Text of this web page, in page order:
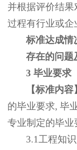
并根据评价结
过程有行业或企
标准达成情
存在的问题
3 毕业要求
【标准内容
的毕业要求, 毕
专业制定的毕业
3.1工程知